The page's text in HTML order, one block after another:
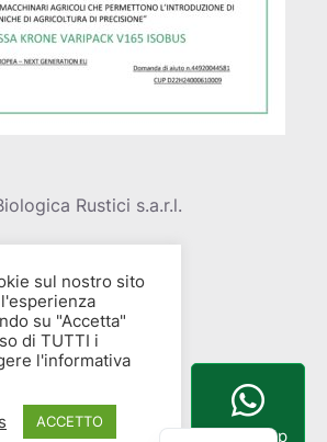
Rustici s.a.r.l.
del grazi, 4
sul nostro sito
su "Accetta"
di TUTTI i
l'informativa
ACCETTO
WhatsApp
English